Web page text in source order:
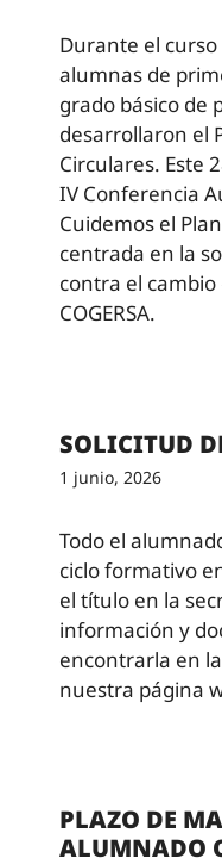
Durante el
alumnas de
grado básico de
desarrollaron el
Circulares. Este
IV Conferencia
Cuidemos el
centrada en la
contra el
COGERSA.
SOLICITUD
1 junio, 2026
Todo el
ciclo formativo
el título en la
información y
encontrarla en
nuestra página
PLAZO DE
ALUMNADO